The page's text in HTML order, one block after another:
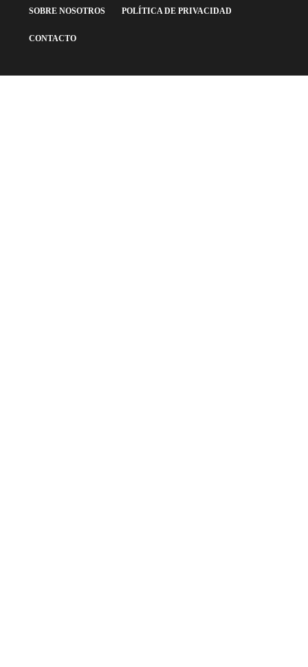
SOBRE NOSOTROS POLÍTICA DE PRIVACIDAD
CONTACTO